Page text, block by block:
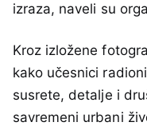
izraza, naveli su
Kroz izložene
kako učesnici
susrete, detalje i
savremeni urbani